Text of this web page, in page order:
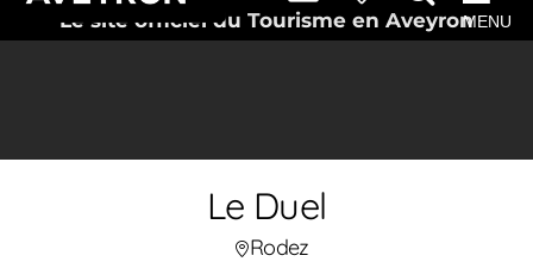
Le site officiel du Tourisme en AveyronMENU
Le Duel
Rodez